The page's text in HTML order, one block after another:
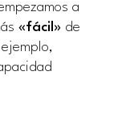
a
«fácil» de